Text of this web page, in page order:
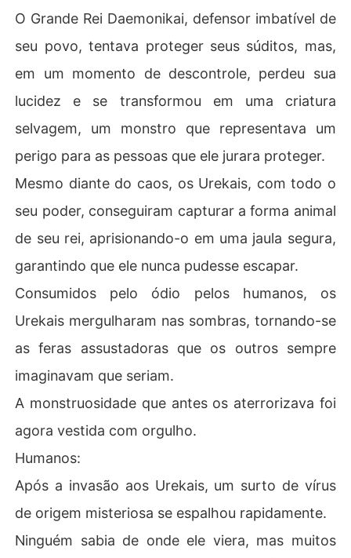
O Grande Rei Daemonikai, defensor imbatível de
seu povo, tentava proteger seus súditos, mas,
em um momento de descontrole, perdeu sua
lucidez e se transformou em uma criatura
selvagem, um monstro que representava um
perigo para as pessoas que ele jurara proteger.
Mesmo diante do caos, os Urekais, com todo o
seu poder, conseguiram capturar a forma animal
de seu rei, aprisionando-o em uma jaula segura,
garantindo que ele nunca pudesse escapar.
Consumidos pelo ódio pelos humanos, os
Urekais mergulharam nas sombras, tornando-se
as feras assustadoras que os outros sempre
imaginavam que seriam.
A monstruosidade que antes os aterrorizava foi
agora vestida com orgulho.
Humanos:
Após a invasão aos Urekais, um surto de vírus
de origem misteriosa se espalhou rapidamente.
Ninguém sabia de onde ele viera, mas muitos